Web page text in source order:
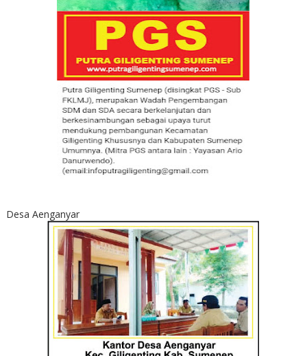
Desa Aenganyar